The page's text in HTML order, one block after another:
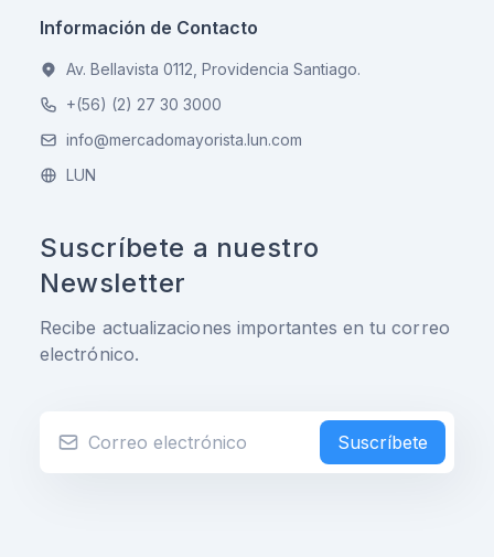
Información de Contacto
Av. Bellavista 0112, Providencia Santiago.
+(56) (2) 27 30 3000
info@mercadomayorista.lun.com
LUN
Suscríbete a nuestro
Newsletter
Recibe actualizaciones importantes en tu correo
electrónico.
Suscríbete